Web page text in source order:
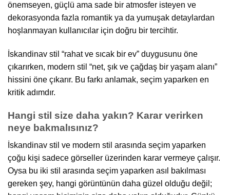
önemseyen, güçlü ama sade bir atmosfer isteyen ve
dekorasyonda fazla romantik ya da yumuşak detaylardan
hoşlanmayan kullanıcılar için doğru bir tercihtir.
İskandinav stil “rahat ve sıcak bir ev” duygusunu öne
çıkarırken, modern stil “net, şık ve çağdaş bir yaşam alanı”
hissini öne çıkarır. Bu farkı anlamak, seçim yaparken en
kritik adımdır.
Hangi stil size daha yakın? Karar verirken
neye bakmalısınız?
İskandinav stil ve modern stil arasında seçim yaparken
çoğu kişi sadece görseller üzerinden karar vermeye çalışır.
Oysa bu iki stil arasında seçim yaparken asıl bakılması
gereken şey, hangi görüntünün daha güzel olduğu değil;